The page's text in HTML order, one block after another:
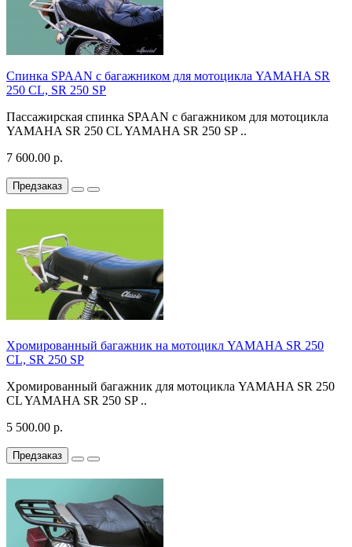
Спинка SPAAN с багажником для мотоцикла YAMAHA SR
250 CL, SR 250 SP
Пассажирская спинка SPAAN с багажником для мотоцикла
YAMAHA SR 250 CL YAMAHA SR 250 SP ..
7 600.00 р.
Предзаказ
Хромированный багажник на мотоцикл YAMAHA SR 250
CL, SR 250 SP
Хромированный багажник для мотоцикла YAMAHA SR 250
CL YAMAHA SR 250 SP ..
5 500.00 р.
Предзаказ